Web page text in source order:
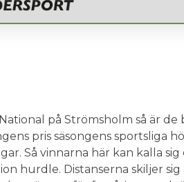
på Strömsholm så är
pris säsongens sportsliga
Så vinnarna här kan kalla
hurdle. Distanserna skiljer